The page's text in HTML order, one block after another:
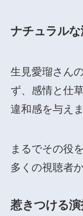
ナチュラル
生見愛瑠さん
ず、感情と仕
違和感を与えま
まるでその役
多くの視聴者
惹きつける演